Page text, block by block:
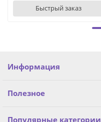
Быстрый заказ
Информация
Полезное
Популярные категории